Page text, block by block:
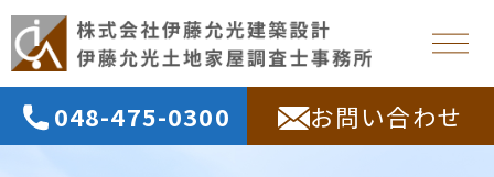
048-475-0300 お問い合わせ